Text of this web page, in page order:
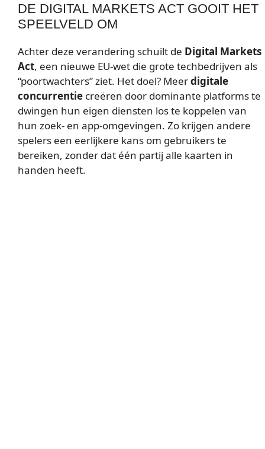
DE DIGITAL MARKETS ACT GOOIT HET
SPEELVELD OM
Achter deze verandering schuilt de Digital Markets
Act, een nieuwe EU-wet die grote techbedrijven als
“poortwachters” ziet. Het doel? Meerdigitale
concurrentie creëren door dominante platforms te
dwingen hun eigen diensten los te koppelen van
hun zoek- en app-omgevingen. Zo krijgen andere
spelers een eerlijkere kans om gebruikers te
bereiken, zonder dat één partij alle kaarten in
handen heeft.